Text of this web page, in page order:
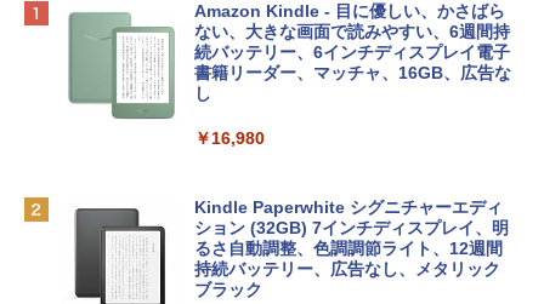
Apple 2026 MacBook Neo A18 Proチッ
プ搭載13インチノートブック：AIとAppl
e Intelligenceのために設計、Liquid Ret
inaディスプレイ、8GBユニファイドメモ
リ、512GB SSDストレージ、1080p Fac
ゴ
tomtoc 360°保護 15.6 16インチ パソコ
ンケース Dell NEC Lavie ASUS HP dyna
book Lenovo対応
Robloxギフトカード - 800 Robux 【限
定バーチャルアイテムを含む】 【オンラ
インゲームコード】 ロブロックス | オン
ラインコード版
定バーチャルアイテムを含む】 【オンラ
インゲームコード】 ロブロックス |オン
ラインコード版
￥1,600
生成AIパスポート公式テキスト 第４版
￥1,766
ズ (はぴーイラストLabo)
￥480
Amazon Kindle - 目に優しい、かさばら
ない、大きな画面で読みやすい、6週間持
続バッテリー、6インチディスプレイ電子
書籍リーダー、マッチャ、16GB、広告な
し
￥16,980
Kindle Paperwhite シグニチャーエディ
ション (32GB) 7インチディスプレイ、明
るさ自動調整、色調調節ライト、12週間
持続バッテリー、広告なし、メタリック
ブラック